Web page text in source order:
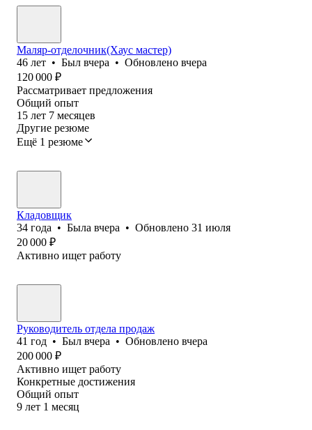
Маляр-отделочник(Хаус мастер)
46 лет • Был вчера • Обновлено вчера
120 000 ₽
Рассматривает предложения
Общий опыт
15 лет 7 месяцев
Другие резюме
Ещё 1 резюме
Кладовщик
34 года • Была вчера • Обновлено 31 июля
20 000 ₽
Активно ищет работу
Руководитель отдела продаж
41 год • Был вчера • Обновлено вчера
200 000 ₽
Активно ищет работу
Конкретные достижения
Общий опыт
9 лет 1 месяц